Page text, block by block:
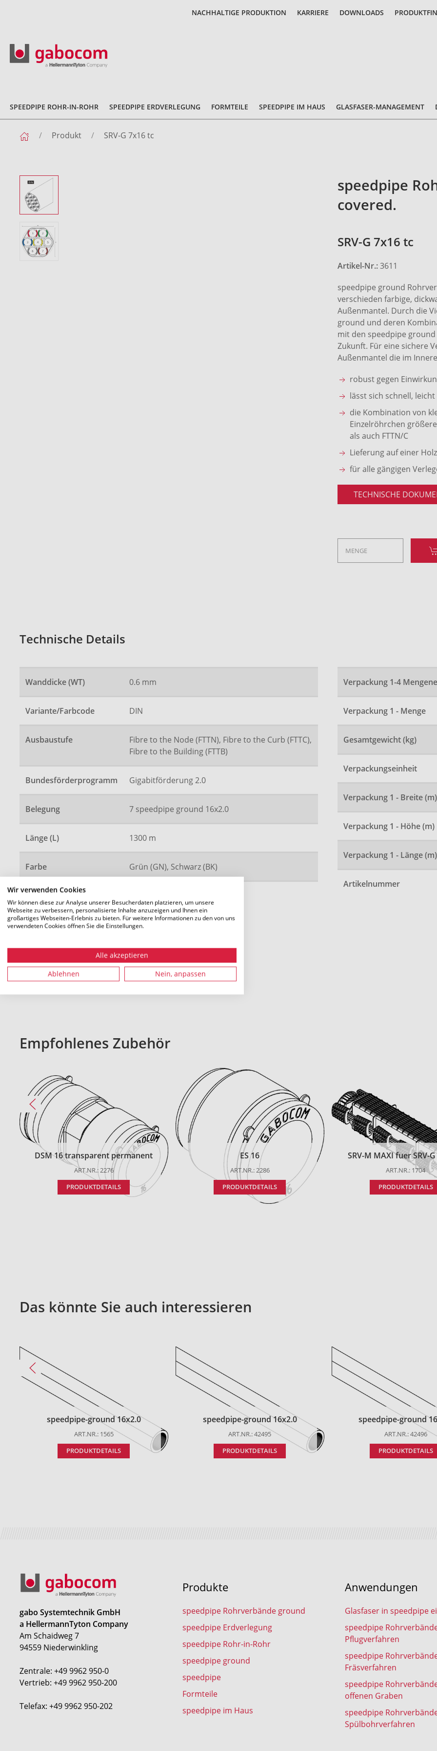
Wir verwenden Cookies
Wir können diese zur Analyse unserer Besucherdaten platzieren, um unsere
Webseite zu verbessern, personalisierte Inhalte anzuzeigen und Ihnen ein
großartiges Webseiten-Erlebnis zu bieten. Für weitere Informationen zu den von uns
verwendeten Cookies öffnen Sie die Einstellungen.
Alle akzeptieren
Ablehnen Nein, anpassen
NACHHALTIGE PRODUKTION KARRIERE DOWNLOADS
SPEEDPIPE ROHR-IN-ROHR SPEEDPIPE ERDVERLEGUNG FORMTEILE SPEEDPIPE IM HAUS GLASFASER-MANAGEMENT
Produkt SRV-G 7x16 tc
speedpipe
covered.
SRV-G 7x16 tc
Artikel-Nr.:3611
speedpipe ground
verschieden farbige,
Außenmantel. Durch die
ground und deren
mit den speedpipe
Zukunft. Für eine sichere
Außenmantel die im
robust gegen
lässt sich schnell,
die Kombination von
Einzelröhrchen
als auch FTTN/C
Lieferung auf einer
für alle gängigen
TECHNISCHE
Technische Details
Wanddicke (WT) 0.6 mm
Variante/Farbcode DIN
Ausbaustufe
Fibre to the Node (FTTN), Fibre to the Curb (FTTC),
Fibre to the Building (FTTB)
Bundesförderprogramm Gigabitförderung 2.0
Belegung 7 speedpipe ground 16x2.0
Länge (L) 1300 m
Farbe Grün (GN), Schwarz (BK)
Gewicht
Verpackung 1-4
Verpackung 1 - Menge
Gesamtgewicht (kg)
Verpackungseinheit
Verpackung 1 - Breite (m)
Verpackung 1 - Höhe (m)
Verpackung 1 - Länge (m)
Artikelnummer
Alle Maße in mm. Technische Änderungen vorbehalten.
Empfohlenes Zubehör
DSM 16 transparent permanent
ART.NR.: 2276
PRODUKTDETAILS
ES 16
ART.NR.: 2286
PRODUKTDETAILS
SRV-M MAXI fuer SRV-
ART.NR.: 1704
PRODUKTDETAILS
Das könnte Sie auch interessieren
speedpipe-ground 16x2.0
ART.NR.: 1565
PRODUKTDETAILS
speedpipe-ground 16x2.0
ART.NR.: 42495
PRODUKTDETAILS
speedpipe-ground
ART.NR.: 42496
PRODUKTDETAILS
gabo Systemtechnik GmbH
a HellermannTyton Company
Am Schaidweg 7
94559 Niederwinkling
Zentrale: +49 9962 950-0
Vertrieb: +49 9962 950-200
Telefax: +49 9962 950-202
Produkte
speedpipe Rohrverbände ground
speedpipe Erdverlegung
speedpipe Rohr-in-Rohr
speedpipe ground
speedpipe
Formteile
speedpipe im Haus
Anwendungen
Glasfaser in speedpipe
speedpipe
Pflugverfahren
speedpipe
Fräsverfahren
speedpipe
offenen Graben
speedpipe
Spülbohrverfahren